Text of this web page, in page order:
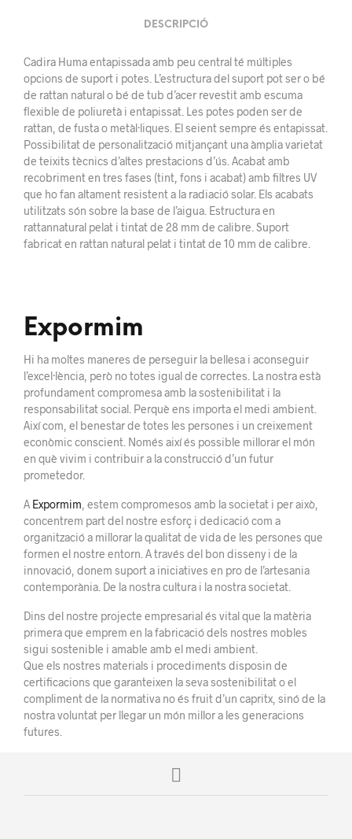
DESCRIPCIÓ
Cadira Huma entapissada amb peu central té múltiples
opcions de suport i potes. L’estructura del suport pot ser o bé
de rattan natural o bé de tub d’acer revestit amb escuma
flexible de poliuretà i entapissat. Les potes poden ser de
rattan, de fusta o metàl·liques. El seient sempre és entapissat.
Possibilitat de personalització mitjançant una àmplia varietat
de teixits tècnics d’altes prestacions d’ús. Acabat amb
recobriment en tres fases (tint, fons i acabat) amb filtres UV
que ho fan altament resistent a la radiació solar. Els acabats
utilitzats són sobre la base de l’aigua. Estructura en
rattannatural pelat i tintat de 28 mm de calibre. Suport
fabricat en rattan natural pelat i tintat de 10 mm de calibre.
Expormim
Hi ha moltes maneres de perseguir la bellesa i aconseguir
l’excel·lència, però no totes igual de correctes. La nostra està
profundament compromesa amb la sostenibilitat i la
responsabilitat social. Perquè ens importa el medi ambient.
Així com, el benestar de totes les persones i un creixement
econòmic conscient. Només així és possible millorar el món
en què vivim i contribuir a la construcció d’un futur
prometedor.
A Expormim , estem compromesos amb la societat i per això,
concentrem part del nostre esforç i dedicació com a
organització a millorar la qualitat de vida de les persones que
formen el nostre entorn. A través del bon disseny i de la
innovació, donem suport a iniciatives en pro de l’artesania
contemporània. De la nostra cultura i la nostra societat.
Dins del nostre projecte empresarial és vital que la matèria
primera que emprem en la fabricació dels nostres mobles
sigui sostenible i amable amb el medi ambient.
Que els nostres materials i procediments disposin de
certificacions que garanteixen la seva sostenibilitat o el
compliment de la normativa no és fruit d’un capritx, sinó de la
nostra voluntat per llegar un món millor a les generacions
futures.